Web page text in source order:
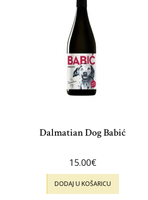
Dalmatian Dog Babić
15.00€
DODAJ U KOŠARICU